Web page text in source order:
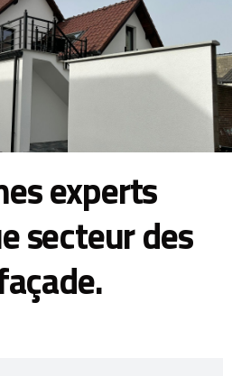
experts
secteur des